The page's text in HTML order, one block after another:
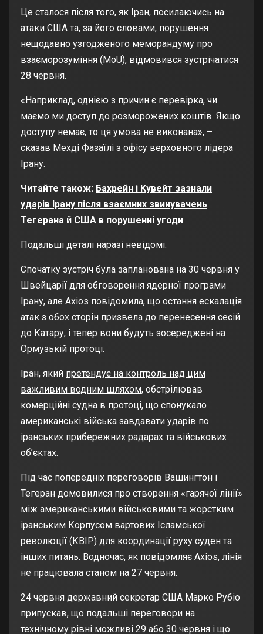
Це сталося після того, як Іран, посилаючись на
атаки США та, за його словами, порушення
нещодавно узгодженого меморандуму про
взаєморозуміння (MoU), відмовився зустрічатися
28 червня.
«Наприклад, однією з причин є перевірка, чи
маємо ми доступ до розморожених коштів. Якщо
доступу немає, то ця умова не виконана», –
сказав Мехді Фазаїлі з офісу верховного лідера
Ірану.
Читайте також: Бахрейн і Кувейт зазнали
ударів Ірану після взаємних звинувачень
Тегерана й США в порушенні угоди
Подальші деталі наразі невідомі.
Спочатку зустріч була запланована на 30 червня у
Швейцарії для обговорення ядерної програми
Ірану, але Axios повідомила, що остання ескалація
атак з обох сторін призвела до перенесення сесій
до Катару, і тепер вони будуть зосереджені на
Ормузькій протоці.
Іран, який претендує на контроль над цим
важливим водним шляхом, обстрілював
комерційні судна в протоці, що спонукало
американські війська завдавати ударів по
іранських прибережних радарах та військових
об’єктах.
Під час попередніх переговорів Вашингтон і
Тегеран домовилися про створення «гарячої лінії»
між американськими військовими та жорстким
іранським Корпусом вартових Ісламської
революції (КВІР) для координації руху суден та
інших питань. Водночас, як повідомляє Axios, лінія
не працювала станом на 27 червня.
24 червня державний секретар США Марко Рубіо
припускав, що подальші переговори на
технічному рівні можливі 29 або 30 червня і що